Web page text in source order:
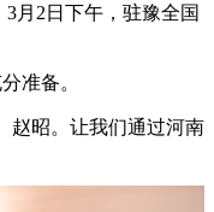
月2日下午，驻豫全国
准备。
赵昭。让我们通过河南